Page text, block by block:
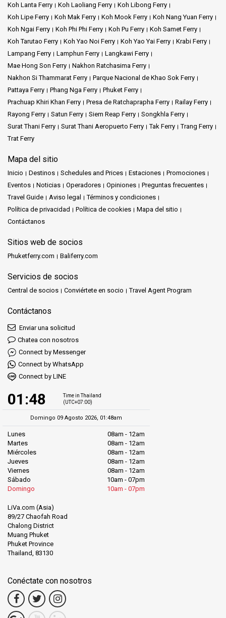
Koh Lanta Ferry
Koh Laoliang Ferry
Koh Libong Ferry
Koh Lipe Ferry
Koh Mak Ferry Koh Mook Ferry
Koh Nang Yuan Ferry
Koh Ngai Ferry
Koh Phi Phi Ferry Koh Pu Ferry
Koh Samet Ferry
Koh Tarutao Ferry
Koh Yao Noi Ferry Koh Yao Yai Ferry
Krabi Ferry
Lampang Ferry
Lamphun Ferry
Langkawi Ferry
Mae Hong Son Ferry
Nakhon Ratchasima Ferry
Nakhon Si Thammarat Ferry
Parque Nacional de Khao Sok Ferry
Pattaya Ferry
Phang Nga Ferry
Phuket Ferry
Prachuap Khiri Khan Ferry
Presa de Ratchaprapha Ferry
Railay Ferry
Rayong Ferry
Satun Ferry Siem Reap Ferry
Songkhla Ferry
Surat Thani Ferry
Surat Thani Aeropuerto Ferry Tak Ferry
Trang Ferry
Trat Ferry
Mapa del sitio
Inicio Destinos Schedules and Prices Estaciones
Promociones
Eventos
Noticias Operadores Opiniones
Preguntas frecuentes
Travel Guide
Aviso legal
Términos y condiciones
Política de privacidad
Política de cookies
Mapa del sitio
Contáctanos
Sitios web de socios
Phuketferry.com Baliferry.com
Servicios de socios
Central de socios Conviértete en socio Travel Agent Program
Contáctanos
Enviar una solicitud
Chatea con nosotros
Connect by Messenger
Connect by WhatsApp
Connect by LINE
01:48
Time in Thailand
(UTC+07:00)
Domingo 09 Agosto 2026, 01:48am
Lunes
08am - 12am
Martes
08am - 12am
Miércoles
08am - 12am
Jueves
08am - 12am
Viernes
08am - 12am
Sábado
10am - 07pm
Domingo
10am - 07pm
LiVa.com (Asia)
89/27 Chaofah Road
Chalong District
Muang Phuket
Phuket Province
Thailand, 83130
Conéctate con nosotros